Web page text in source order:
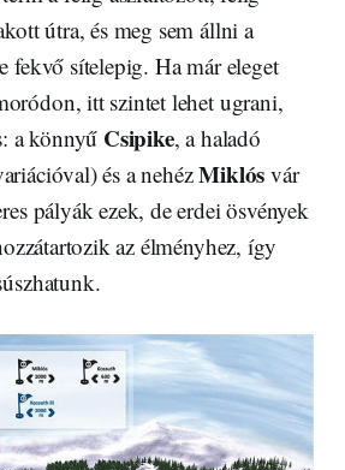
útra, és meg sem állni a
fekvő sítelepig. Ha már eleget
itt szintet lehet ugrani,
a könnyű Csipike, a haladó
és a nehézMiklós vár
pályák ezek, de erdei ösvények
az élményhez, így